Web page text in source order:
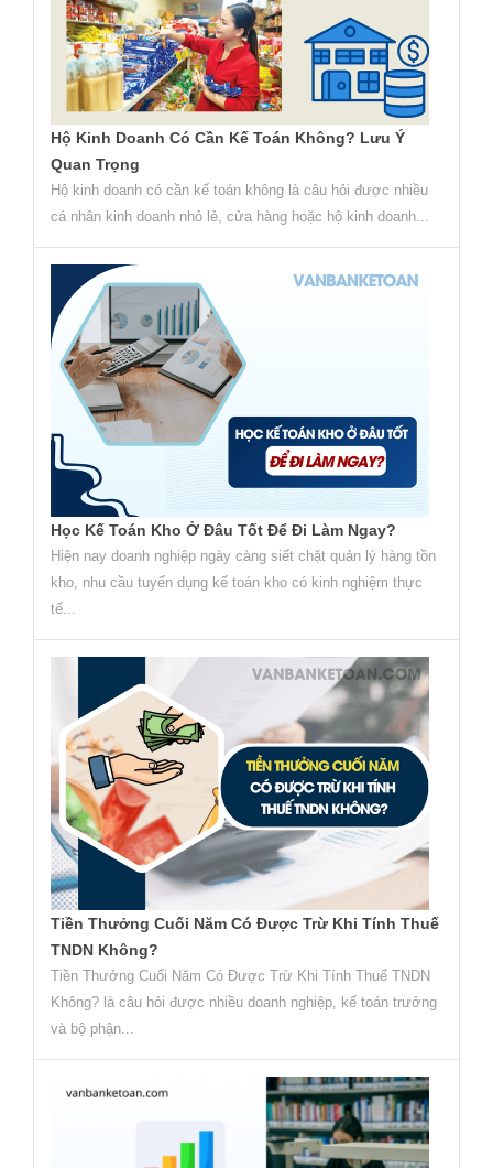
Hộ Kinh Doanh Có Cần Kế Toán Không? Lưu Ý
Quan Trọng
Hộ kinh doanh có cần kế toán không là câu hỏi được nhiều
cá nhân kinh doanh nhỏ lẻ, cửa hàng hoặc hộ kinh doanh...
Học Kế Toán Kho Ở Đâu Tốt Để Đi Làm Ngay?
Hiện nay doanh nghiệp ngày càng siết chặt quản lý hàng tồn
kho, nhu cầu tuyển dụng kế toán kho có kinh nghiệm thực
tế...
Tiền Thưởng Cuối Năm Có Được Trừ Khi Tính Thuế
TNDN Không?
Tiền Thưởng Cuối Năm Có Được Trừ Khi Tính Thuế TNDN
Không? là câu hỏi được nhiều doanh nghiệp, kế toán trưởng
và bộ phận...